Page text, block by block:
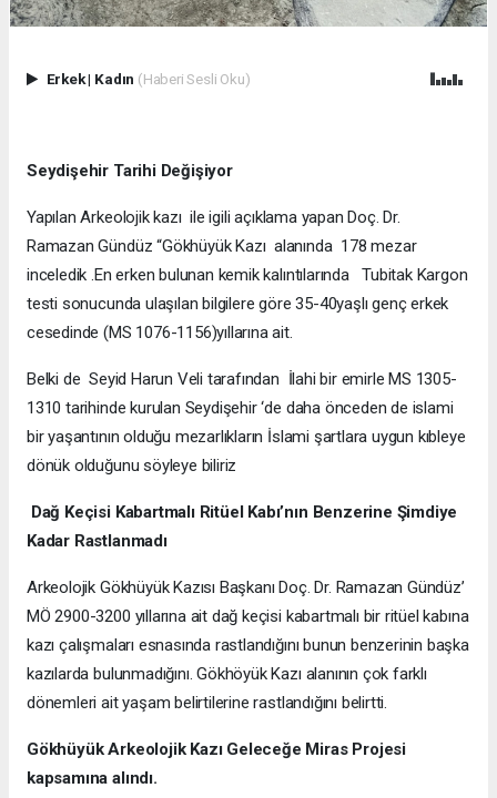
Erkek| Kadın (Haberi Sesli Oku)
Seydişehir Tarihi Değişiyor
Yapılan Arkeolojik kazı ile igili açıklama yapan Doç. Dr.
Ramazan Gündüz “Gökhüyük Kazı alanında 178 mezar
inceledik .En erken bulunan kemik kalıntılarında Tubitak Kargon
testi sonucunda ulaşılan bilgilere göre 35-40yaşlı genç erkek
cesedinde (MS 1076-1156)yıllarına ait.
Belki de Seyid Harun Veli tarafından İlahi bir emirle MS 1305-
1310 tarihinde kurulan Seydişehir ‘de daha önceden de islami
bir yaşantının olduğu mezarlıkların İslami şartlara uygun kıbleye
dönük olduğunu söyleye biliriz
Dağ Keçisi Kabartmalı Ritüel Kabı’nın Benzerine Şimdiye
Kadar Rastlanmadı
Arkeolojik Gökhüyük Kazısı Başkanı Doç. Dr. Ramazan Gündüz’
MÖ 2900-3200 yıllarına ait dağ keçisi kabartmalı bir ritüel kabına
kazı çalışmaları esnasında rastlandığını bunun benzerinin başka
kazılarda bulunmadığını. Gökhöyük Kazı alanının çok farklı
dönemleri ait yaşam belirtilerine rastlandığını belirtti.
Gökhüyük Arkeolojik Kazı Geleceğe Miras Projesi
kapsamına alındı.